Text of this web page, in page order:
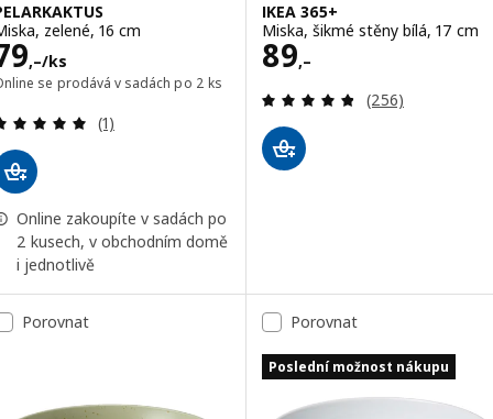
zelené, 16 cm
,–/ks79,–/ks
se prodává v sadách po 2 ks
Recenze: 5 z 5 hvězdy. Celkem recenzí:
(1)
Online zakoupíte v sadách po
2 kusech, v obchodním domě
i jednotlivě
IKEA 365+
Miska, šikmé stěny bílá, 17 cm
89,–
Cena 89,–
Recenze: 4.8 z
(256)
Porovnat Porovnat
Poslední možnost nákupu